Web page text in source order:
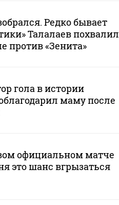
Редко бывает
Талалаев похвалил
против «Зенита»
гола в истории
маму после
официальном матче
это шанс вгрызаться